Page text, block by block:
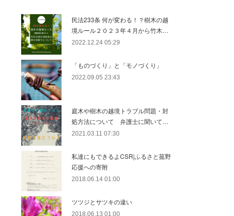
民法233条 何が変わる！？樹木の越
境ルール２０２３年４月から竹木…
2022.12.24 05:29
「ものづくり」と「モノづくり」
2022.09.05 23:43
庭木や樹木の越境トラブル問題・対
処方法について 弁護士に聞いて…
2021.03.11 07:30
私達にもできるよCSR|ふるさと菰野
応援への寄附
2018.06.14 01:00
ツツジとサツキの違い
2018.06.13 01:00